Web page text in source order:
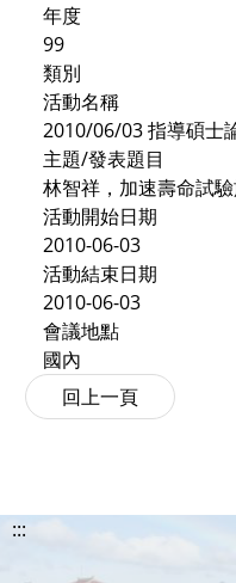
年度
99
類別
活動名稱
2010/06/03 指導碩士
主題/發表題目
林智祥，加速壽命試
活動開始日期
2010-06-03
活動結束日期
2010-06-03
會議地點
國內
:::